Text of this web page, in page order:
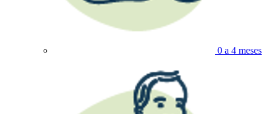
0 a 4 meses